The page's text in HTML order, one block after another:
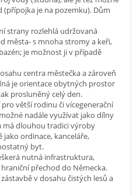
je na pozemku). Dům
strany rozlehlá udržovaná
města- s mnoha stromy a keři,
je možnost ji v případě
centra městečka a zároveň
je orientace obytných prostor
prosluněný celý den.
větší rodinu či vícegenerační
nadále využívat jako dílny
má dlouhou tradici výroby
ordinace, kanceláře,
byt.
nutná infrastruktura,
přechod do Německa.
v dosahu čistých lesů a